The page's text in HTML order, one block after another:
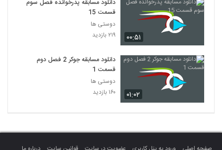
۰۰:۵۱
دانلود مسابقه پدرخوانده فصل سوم
قسمت 15
دوستی ها
۲۱۹ بازدید
۰۱:۰۲
دانلود مسابقه جوکر 2 فصل دوم
قسمت 1
دوستی ها
۱۶۰ بازدید